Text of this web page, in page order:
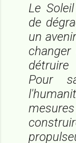
Le
de
un
Pour